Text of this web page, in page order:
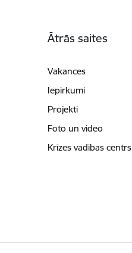
Ātrās saites
Vakances
Iepirkumi
Projekti
Foto un video
Krīzes vadības centrs